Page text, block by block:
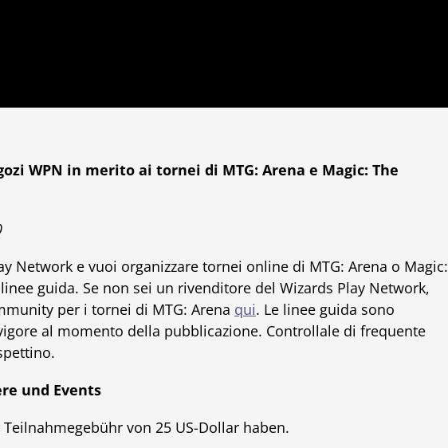
WPN in merito ai tornei di MTG: Arena e Magic: The
Network e vuoi organizzare tornei online di MTG: Arena o Magic:
guida. Se non sei un rivenditore del Wizards Play Network,
per i tornei di MTG: Arena qui. Le linee guida sono
al momento della pubblicazione. Controllale di frequente
und Events
von 25 US-Dollar haben.